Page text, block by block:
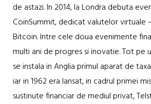
de astazi. In 2014, la Londra debuta
CoinSummit, dedicat valutelor
Bitcoin. Intre cele doua evenimente
multi ani de progres si inovatie. Tot pe
se instala in Anglia primul aparat de
iar in 1962 era lansat, in cadrul primei
sustinute financiar de mediul privat,